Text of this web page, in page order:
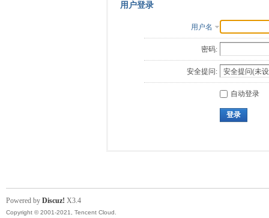
用户登录
用户名
密码:
安全提问:
自动登录
登录
Powered by Discuz! X3.4
Copyright © 2001-2021, Tencent Cloud.